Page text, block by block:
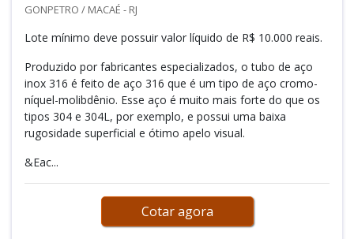
GONPETRO / MACAÉ - RJ
Lote mínimo deve possuir valor líquido de R$ 10.000 reais.
Produzido por fabricantes especializados, o tubo de aço
inox 316 é feito de aço 316 que é um tipo de aço cromo-
níquel-molibdênio. Esse aço é muito mais forte do que os
tipos 304 e 304L, por exemplo, e possui uma baixa
rugosidade superficial e ótimo apelo visual.
&Eac...
Cotar agora